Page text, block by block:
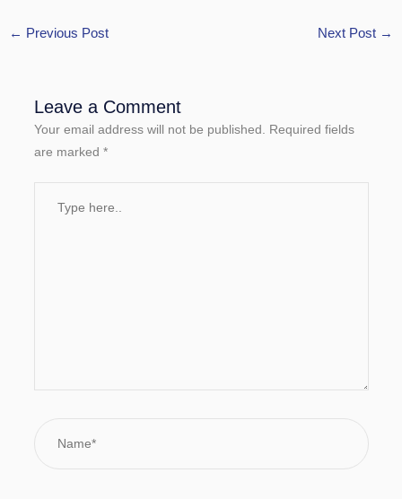
← Previous Post Next Post →
Leave a Comment
Your email address will not be published. Required fields
are marked *
here..